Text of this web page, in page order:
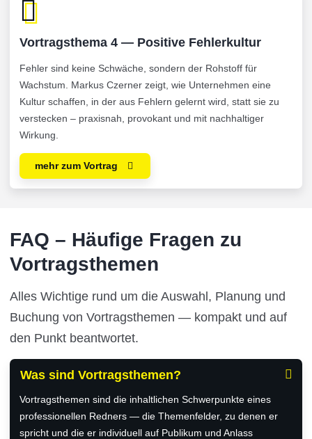
Vortragsthema 4 — Positive Fehlerkultur
Fehler sind keine Schwäche, sondern der Rohstoff für
Wachstum. Markus Czerner zeigt, wie Unternehmen eine
Kultur schaffen, in der aus Fehlern gelernt wird, statt sie zu
verstecken – praxisnah, provokant und mit nachhaltiger
Wirkung.
mehr zum Vortrag
FAQ – Häufige Fragen zu
Vortragsthemen
Alles Wichtige rund um die Auswahl, Planung und
Buchung von Vortragsthemen — kompakt und auf
den Punkt beantwortet.
Was sind Vortragsthemen?
Vortragsthemen sind die inhaltlichen Schwerpunkte eines
professionellen Redners — die Themenfelder, zu denen er
spricht und die er individuell auf Publikum und Anlass